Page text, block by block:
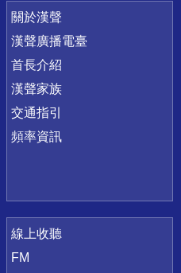
關於漢聲
漢聲廣播電臺
首長介紹
漢聲家族
交通指引
頻率資訊
線上收聽
FM